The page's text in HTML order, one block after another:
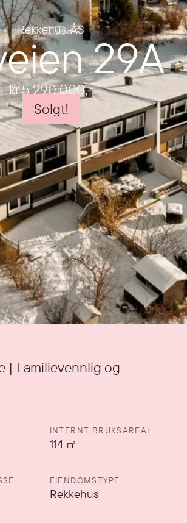
Rekkehus,ÅS 29A
kr 5 290 000,-
Solgt!
| Familievennlig og
INTERNT BRUKSAREAL
114㎡
EIENDOMSTYPE
Rekkehus